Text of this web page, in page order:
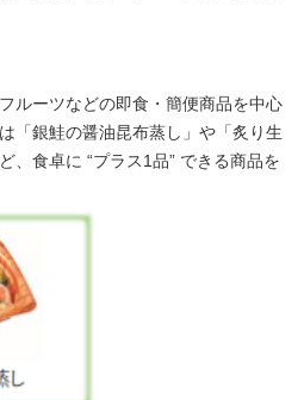
ルーツなどの即食・簡便商品を中心
「銀鮭の醤油昆布蒸し」や「炙り生
、食卓に “プラス1品” できる商品を